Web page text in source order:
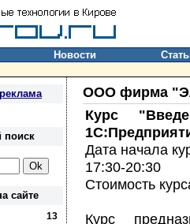
Новости
поиск
сайте
13
ООО фирма
Курс
Дата начала
17:30-20:30
Стоимость
Курс